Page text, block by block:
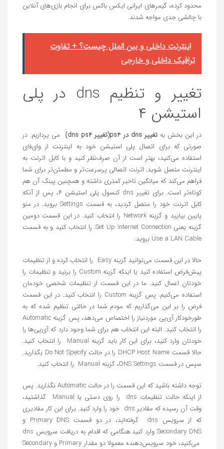
محدود کرده، گیمرهای ایرانی ایکس باکس برای انجام بازی‌های آنلاین
با چالشی جدی مواجه شدند.
اینترنت داخلی و بین الملل چیست؟ + تفاوت
ترافیک داخلی و خارجی
تغییر و تنظیم dns در پلی
استیشن ۴
در این بخش بهتغییر dns در ps4(تغییر dns ps4)
می پردازیم. در
صورتی که برای اتصال پلی استیشن خود به اینترنت از وای‌فای
استفاده می‌کنید، بهتر است از آن صرف‌نظر کنید و با کابل اترنت به
اینترنت متصل شوید. اترنت اتصالی پرسرعت‌تر و مطمئن‌تر برای شما
فراهم می‌کند که میانگین تاخیر کمتری داشته و همچنین پینگ آن هم
کوتاه‌تر است. برای تغییر dns کنسول پلی استیشن ۴، پس از آنکه
کابل اترنت خود را متصل کردید، به قسمت Settings بروید. در منو
پایین بیایید و گزینه Network را انتخاب کنید. در این قسمت دومین
گزینه یعنی Set Up Internet Connection. را انتخاب کنید و به قسمت
Use a LAN Cable بروید.
حالا در این قسمت می‌توانید گزینه Easy را انتخاب کرده و از تنظیمات
پیش‌فرض استفاده کنید یا اینکه گزینه Custom را برنید و تنظیمات را
خودتان اعمال کنید. ما در این قسمت از تنظیمات شخصی خودمان
استفاده می‌کنیم. پس گزینه Custom را انتخاب کنید. در این قسمت
فرض را بر این می‌گذاریم که مودم شما در حالتی تنظیم شده که به
طورخودکار آی‌پی موردنیاز را اختصاص می‌دهد، پس گزینه Automatic
را انتخاب کنید. البته این انتخاب هم برای شما وجود دارد که آی‌پی‌ها را
خودتان وارد کنید، برای این کار باید گزینه Manual را انتخاب کنید.
حالا قسمت DHCP Host Name را در حالت Do Not Specify بگذارید.
سپس در قسمت DNS Settings، گزینه Manual را انتخاب کنید.
توجه داشته باشید که این قسمت را در حالت Automatic نگذارید. پس
از اینکه حالت تنظیمات dns را روی دستی یا Manual گذاشتید،
وقت آن رسیده که مقادیر dns خود را وارد کنید. برای این کار مقادیری
که از سرویس dns گرفته‌اید، در دو قسمت Primary DNS و
Secondary DNS وارد کنید.هنگامی که اقدام به دریافت سرویس dns
می‌کنید، خود سرویس‌دهنده معمولا دو مقدار Primary و Secondary